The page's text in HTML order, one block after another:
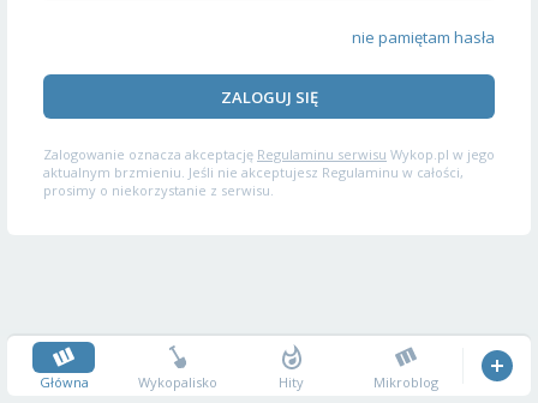
nie pamiętam hasła
ZALOGUJ SIĘ
Zalogowanie oznacza akceptację Regulaminu serwisu Wykop.pl w jego
aktualnym brzmieniu. Jeśli nie akceptujesz Regulaminu w całości,
prosimy o niekorzystanie z serwisu.
Główna Wykopalisko Hity Mikroblog